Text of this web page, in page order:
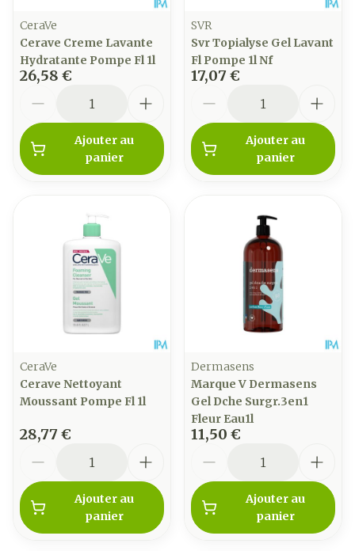
CeraVe
Cerave Creme Lavante
Hydratante Pompe Fl 1l
26,58 €
Ajouter au
panier
SVR
Svr Topialyse Gel Lavant
Fl Pompe 1l Nf
17,07 €
Ajouter au
panier
CeraVe
Cerave Nettoyant
Moussant Pompe Fl 1l
28,77 €
Ajouter au
panier
Dermasens
Marque V Dermasens
Gel Dche Surgr.3en1
Fleur Eau1l
11,50 €
Ajouter au
panier